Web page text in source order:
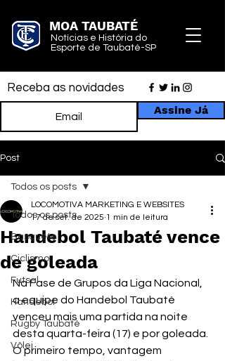
MOA TAUBATÉ
Notícias e História do
Esporte de Taubaté-SP
Receba as novidades
Assine Já
Post
Todos os posts
Basquete
Ciclismo
Futsal
Handebol
Rugby Taubaté
Vôlei
Todos os posts
Handebol Taubaté vence
de goleada
LOCOMOTIVA MARKETING E WEBSITES
17 de set. de 2025 1 min de leitura
Na Fase de Grupos da Liga Nacional,
a equipe do Handebol Taubaté
venceu mais uma partida na noite
desta quarta-feira (17) e por goleada.
O primeiro tempo, vantagem